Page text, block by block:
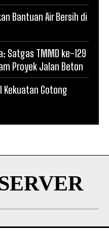
Bantuan Air Bersih di
Satgas TMMD ke-129
Proyek Jalan Beton
Kekuatan Gotong